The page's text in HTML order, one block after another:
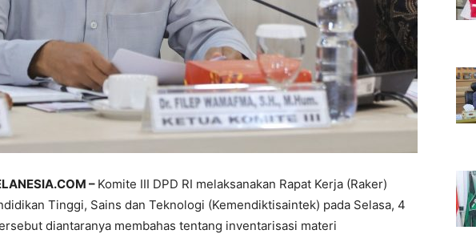
– Komite III DPD RI melaksanakan Rapat Kerja (Raker)
Tinggi, Sains dan Teknologi (Kemendiktisaintek) pada Selasa, 4
diantaranya membahas tentang inventarisasi materi